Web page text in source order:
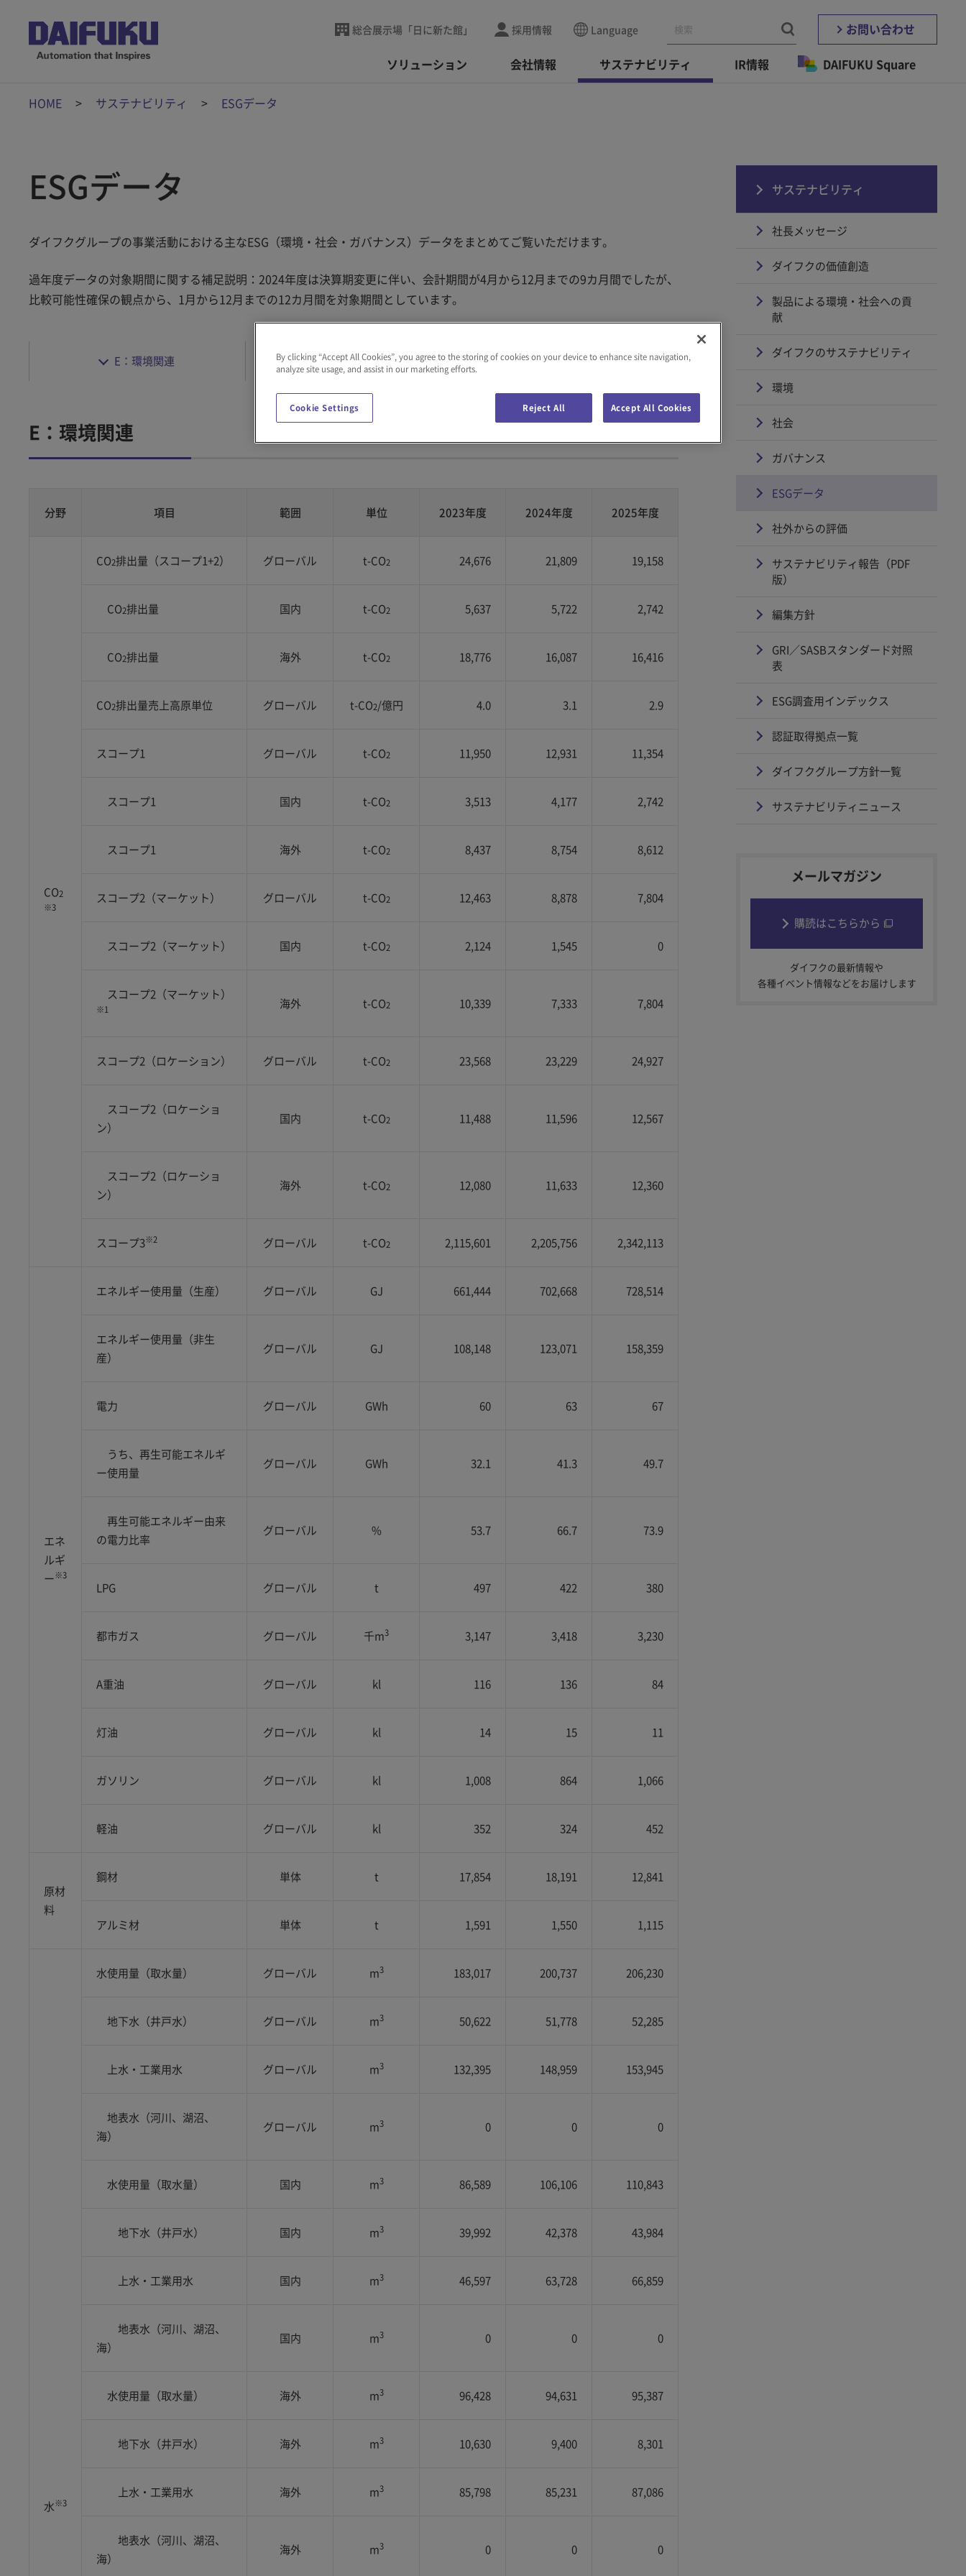
総合展示場「日に新た館」 採用情報 Language お問い合わせ
ソリューション 会社情報 サステナビリティ IR情報 DAIFUKU Square
HOME サステナビリティ ESGデータ
ESGデータ
ダイフクグループの事業活動における主なESG（環境・社会・ガバナンス）データをまとめてご覧いただけます。
過年度データの対象期間に関する補足説明：2024年度は決算期変更に伴い、会計期間が4月から12月までの9カ月間でしたが、
比較可能性確保の観点から、1月から12月までの12カ月間を対象期間としています。
E：環境関連 S：社会関連 G：ガバナンス関連
E：環境関連
分野 項目 範囲 単位 2023年度 2024年度 2025年度
CO2
※3
CO2排出量（スコープ1+2） グローバル t-CO2 24,676 21,809 19,158
CO2排出量 国内 t-CO2 5,637 5,722 2,742
CO2排出量 海外 t-CO2 18,776 16,087 16,416
CO2排出量売上高原単位 グローバル t-CO2/億円 4.0 3.1 2.9
スコープ1 グローバル t-CO2 11,950 12,931 11,354
スコープ1 国内 t-CO2 3,513 4,177 2,742
スコープ1 海外 t-CO2 8,437 8,754 8,612
スコープ2（マーケット） グローバル t-CO2 12,463 8,878 7,804
スコープ2（マーケット） 国内 t-CO2 2,124 1,545 0
スコープ2（マーケット）
※1 海外 t-CO2 10,339 7,333 7,804
スコープ2（ロケーション） グローバル t-CO2 23,568 23,229 24,927
スコープ2（ロケーショ
ン）
国内 t-CO2 11,488 11,596 12,567
スコープ2（ロケーショ
ン）
海外 t-CO2 12,080 11,633 12,360
スコープ3※2 グローバル t-CO2 2,115,601 2,205,756 2,342,113
エネ
ルギ
ー※3
エネルギー使用量（生産） グローバル GJ 661,444 702,668 728,514
エネルギー使用量（非生
産）
グローバル GJ 108,148 123,071 158,359
電力 グローバル GWh 60 63 67
うち、再生可能エネルギ
ー使用量
グローバル GWh 32.1 41.3 49.7
再生可能エネルギー由来
の電力比率
グローバル % 53.7 66.7 73.9
LPG グローバル t 497 422 380
都市ガス グローバル 千m3 3,147 3,418 3,230
A重油 グローバル kl 116 136 84
灯油 グローバル kl 14 15 11
ガソリン グローバル kl 1,008 864 1,066
軽油 グローバル kl 352 324 452
原材
料
鋼材 単体 t 17,854 18,191 12,841
アルミ材 単体 t 1,591 1,550 1,115
水※3
水使用量（取水量） グローバル m3 183,017 200,737 206,230
地下水（井戸水） グローバル m3 50,622 51,778 52,285
上水・工業用水 グローバル m3 132,395 148,959 153,945
地表水（河川、湖沼、
海）
グローバル m3 0 0 0
水使用量（取水量） 国内 m3 86,589 106,106 110,843
地下水（井戸水） 国内 m3 39,992 42,378 43,984
上水・工業用水 国内 m3 46,597 63,728 66,859
地表水（河川、湖沼、
海）
国内 m3 0 0 0
水使用量（取水量） 海外 m3 96,428 94,631 95,387
地下水（井戸水） 海外 m3 10,630 9,400 8,301
上水・工業用水 海外 m3 85,798 85,231 87,086
地表水（河川、湖沼、
海）
海外 m3 0 0 0
サステナビリティ
社長メッセージ
ダイフクの価値創造
製品による環境・社会への貢
献
ダイフクのサステナビリティ
環境
社会
ガバナンス
ESGデータ
社外からの評価
サステナビリティ報告（PDF
版）
編集方針
GRI／SASBスタンダード対照
表
ESG調査用インデックス
認証取得拠点一覧
ダイフクグループ方針一覧
サステナビリティニュース
メールマガジン
購読はこちらから
ダイフクの最新情報や
各種イベント情報などをお届けします
By clicking “Accept All Cookies”, you agree to the storing of cookies on your device to enhance site navigation,
analyze site usage, and assist in our marketing efforts.
Cookie Settings Reject All Accept All Cookies